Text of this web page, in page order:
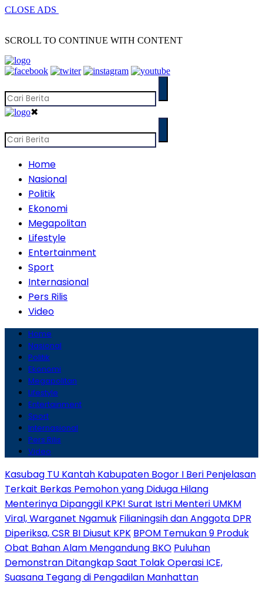
CLOSE ADS
SCROLL TO CONTINUE WITH CONTENT
✖
Home
Nasional
Politik
Ekonomi
Megapolitan
Lifestyle
Entertainment
Sport
Internasional
Pers Rilis
Video
Home
Nasional
Politik
Ekonomi
Megapolitan
Lifestyle
Entertainment
Sport
Internasional
Pers Rilis
Video
Kasubag TU Kantah Kabupaten Bogor I Beri Penjelasan
Terkait Berkas Pemohon yang Diduga Hilang
Menterinya Dipanggil KPK! Surat Istri Menteri UMKM
Viral, Warganet Ngamuk Filianingsih dan Anggota DPR
Diperiksa, CSR BI Diusut KPK BPOM Temukan 9 Produk
Obat Bahan Alam Mengandung BKO Puluhan
Demonstran Ditangkap Saat Tolak Operasi ICE,
Suasana Tegang di Pengadilan Manhattan